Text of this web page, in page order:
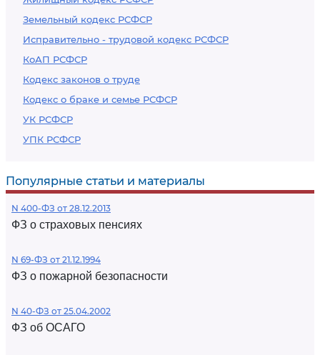
Земельный кодекс РСФСР
Исправительно - трудовой кодекс РСФСР
КоАП РСФСР
Кодекс законов о труде
Кодекс о браке и семье РСФСР
УК РСФСР
УПК РСФСР
Популярные статьи и материалы
N 400-ФЗ от 28.12.2013
ФЗ о страховых пенсиях
N 69-ФЗ от 21.12.1994
ФЗ о пожарной безопасности
N 40-ФЗ от 25.04.2002
ФЗ об ОСАГО